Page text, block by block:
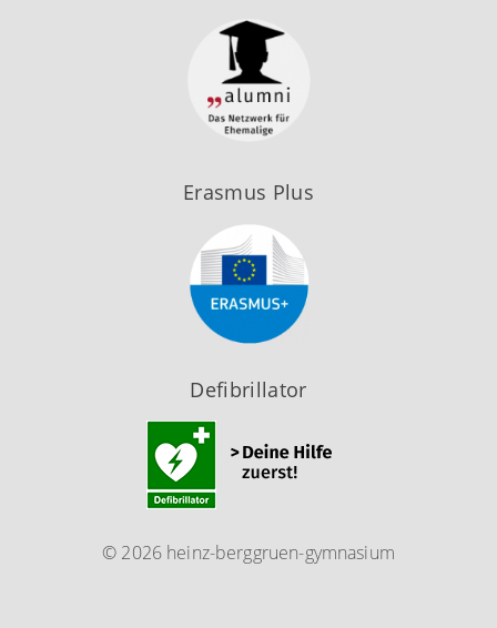
Erasmus Plus
Defibrillator
© 2026 heinz-berggruen-gymnasium